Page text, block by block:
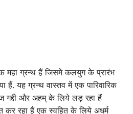
महा ग्रन्थ हैं जिसमे कलयुग के प्रारंभ
हैं. यह ग्रन्थ वास्तव में एक पारिवारिक
गद्दी और अहम् के लिये लड़ रहा हैं
कर रहा हैं एक स्वहित के लिये अधर्म